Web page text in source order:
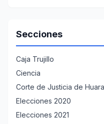
Secciones
Caja Trujillo
Ciencia
Corte de Justicia de
Elecciones 2020
Elecciones 2021